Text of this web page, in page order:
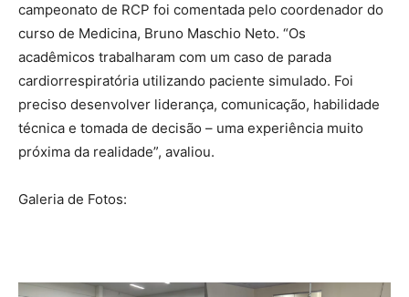
campeonato de RCP foi comentada pelo coordenador do
curso de Medicina, Bruno Maschio Neto. “Os
acadêmicos trabalharam com um caso de parada
cardiorrespiratória utilizando paciente simulado. Foi
preciso desenvolver liderança, comunicação, habilidade
técnica e tomada de decisão – uma experiência muito
próxima da realidade”, avaliou.
Galeria de Fotos: